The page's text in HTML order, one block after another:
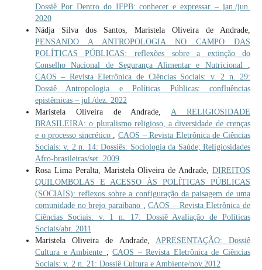
Dossiê Por Dentro do IFPB: conhecer e expressar – jan./jun.
2020
Nádja Silva dos Santos, Maristela Oliveira de Andrade,
PENSANDO A ANTROPOLOGIA NO CAMPO DAS
POLÍTICAS PÚBLICAS: reflexões sobre a extinção do
Conselho Nacional de Segurança Alimentar e Nutricional
CAOS – Revista Eletrônica de Ciências Sociais: v. 2 n. 29:
Dossiê Antropologia e Políticas Públicas: confluências
epistêmicas – jul./dez. 2022
Maristela Oliveira de Andrade, A RELIGIOSIDADE
BRASILEIRA: o pluralismo religioso, a diversidade de crenças
e o processo sincrético
,CAOS – Revista Eletrônica de Ciências
Sociais: v. 2 n. 14: Dossiês: Sociologia da Saúde; Religiosidades
Afro-brasileiras/set. 2009
Rosa Lima Peralta, Maristela Oliveira de Andrade,DIREITOS
QUILOMBOLAS E ACESSO ÀS POLÍTICAS PÚBLICAS
(SOCIAIS): reflexos sobre a configuração da paisagem de uma
comunidade no brejo paraibano
,CAOS – Revista Eletrônica de
Ciências Sociais: v. 1 n. 17: Dossiê Avaliação de Políticas
Sociais/abr. 2011
Maristela Oliveira de Andrade, APRESENTAÇÃO: Dossiê
Cultura e Ambiente
,CAOS – Revista Eletrônica de Ciências
Sociais: v. 2 n. 21: Dossiê Cultura e Ambiente/nov.2012